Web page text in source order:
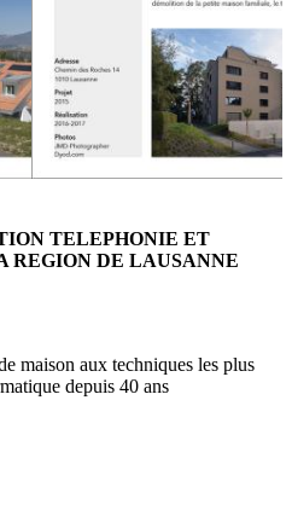
TELEPHONIE ET
REGION DE LAUSANNE
maison aux techniques les plus
depuis 40 ans